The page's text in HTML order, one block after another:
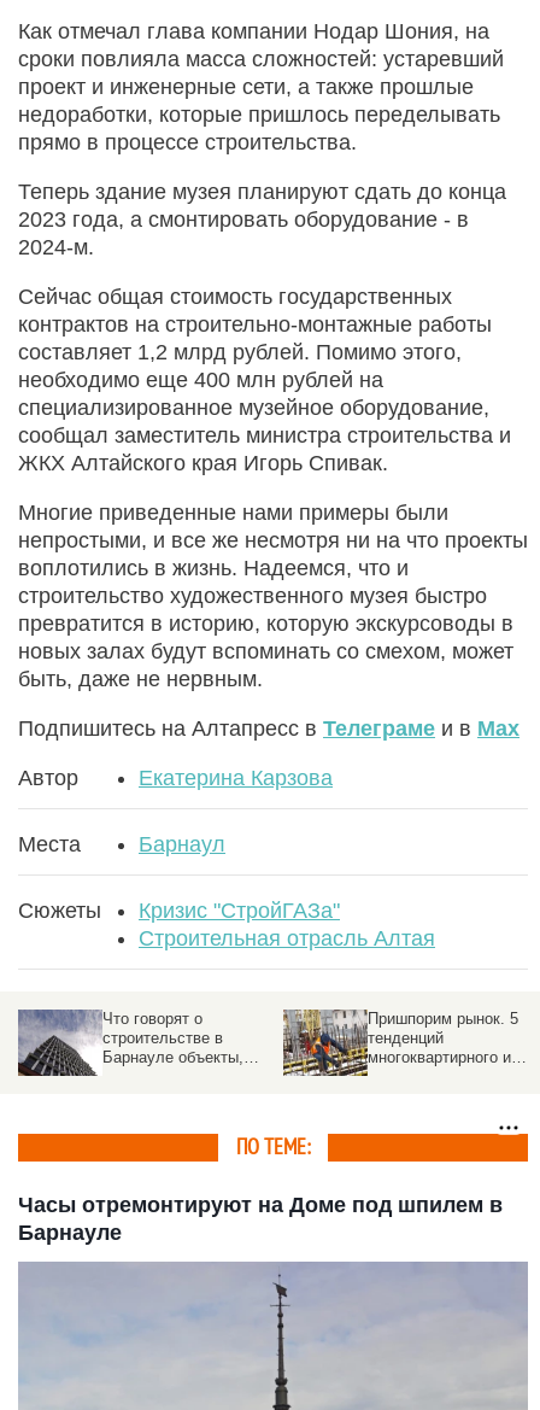
Как отмечал глава компании Нодар Шония, на
сроки повлияла масса сложностей: устаревший
проект и инженерные сети, а также прошлые
недоработки, которые пришлось переделывать
прямо в процессе строительства.
Теперь здание музея планируют сдать до конца
2023 года, а смонтировать оборудование - в
2024-м.
Сейчас общая стоимость государственных
контрактов на строительно-монтажные работы
составляет 1,2 млрд рублей. Помимо этого,
необходимо еще 400 млн рублей на
специализированное музейное оборудование,
сообщал заместитель министра строительства и
ЖКХ Алтайского края Игорь Спивак.
Многие приведенные нами примеры были
непростыми, и все же несмотря ни на что проекты
воплотились в жизнь. Надеемся, что и
строительство художественного музея быстро
превратится в историю, которую экскурсоводы в
новых залах будут вспоминать со смехом, может
быть, даже не нервным.
Подпишитесь на Алтапресс в Телеграме и в Max
Автор Екатерина Карзова
Места Барнаул
Сюжеты
Кризис "СтройГАЗа"
Строительная отрасль Алтая
Пришпорим рынок. 5
тенденций
многоквартирного и
Как застройщикам
предлагают бороться с
потребительским
ПО ТЕМЕ:
Часы отремонтируют на Доме под шпилем в
Барнауле